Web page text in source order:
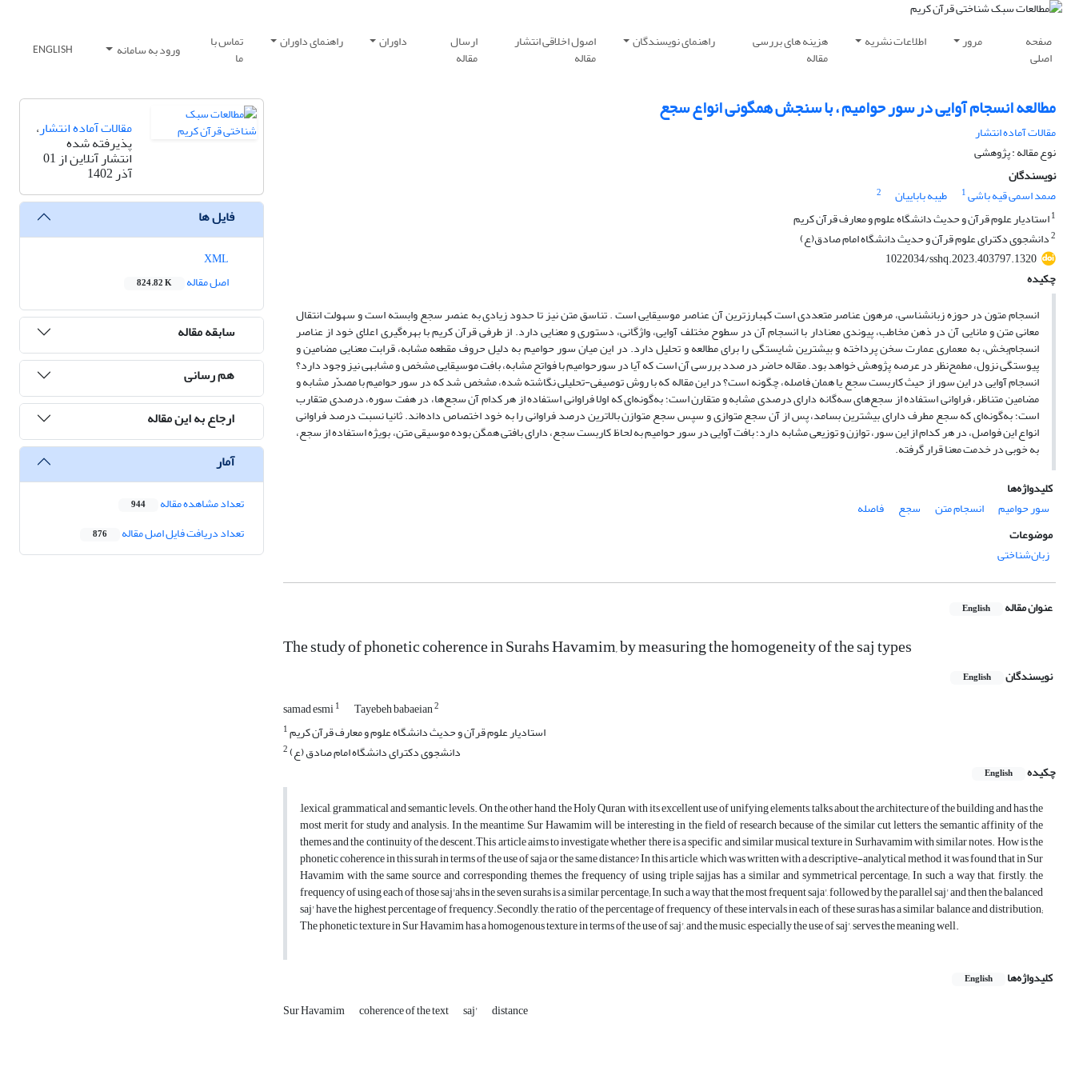
صفحه
اصلی
مرور اطلاعات نشریه هزینه های بررسی
مقاله
راهنمای نویسندگان اصول اخلاقی انتشار
مقاله
ارسال
مقاله
داوران راهنمای داوران تماس با
ما ورود به سامانه ENGLISH
مطالعه انسجام آوایی در سور حوامیم ، با سنجش همگونی انواع سجع
مقالات آماده انتشار
نوع مقاله : پژوهشی
نویسندگان
صمد اسمی قیه باشی1 طیبه باباییان
2
1استادیار علوم قرآن و حدیث دانشگاه علوم و معارف قرآن کریم
2دانشجوی دکترای علوم قرآن و حدیث دانشگاه امام صادق(ع)
1022034/sshq.2023.403797.1320
چکیده
انسجام متون در حوزه زبانشناسی، مرهون عناصر متعددی است کهبارزترین آن عناصر موسیقایی است . تناسق متن نیز تا حدود زیادی به عنصر سجع وابسته است و سهولت انتقال
معانی متن و مانایی آن در ذهن مخاطب، پیوندی معنادار با انسجام آن در سطوح مختلف آوایی، واژگانی، دستوری و معنایی دارد. از طرفی قرآن کریم با بهره‌گیری اعلای خود از عناصر
انسجام‌بخش، به معماری عمارت سخن پرداخته و بیشترین شایستگی را برای مطالعه و تحلیل دارد. در این میان سور حوامیم به دلیل حروف مقطعه مشابه، قرابت معنایی مضامین و
پیوستگی نزول، مطمح‌نظر در عرصه پژوهش خواهد بود. مقاله حاضر در صدد بررسی آن است که آیا در سورحوامیم با فواتح مشابه، بافت موسیقایی مشخص و مشابهی نیز وجود دارد؟
انسجام آوایی در این سور از حیث کاربست سجع یا همان فاصله، چگونه است؟ در این مقاله که با روش توصیفی-تحلیلی نگاشته شده، مشخص شد که در سور حوامیم با مصدّر مشابه و
مضامین متناظر، فراوانی استفاده از سجع‌های سه‌گانه دارای درصدی مشابه و متقارن است؛ به‌گونه‌ای که اولا فراوانی استفاده از هر کدام آن سجع‌ها، در هفت سوره، درصدی متقارب
است؛ به‌گونه‌ای که سجع مطرف دارای بیشترین بسامد، پس از آن سجع متوازی و سپس سجع متوازن بالاترین درصد فراوانی را به خود اختصاص داده‌اند. ثانیا نسبت درصد فراوانی
انواع این فواصل، در هر کدام از این سور، توازن و توزیعی مشابه دارد؛ بافت آوایی در سور حوامیم به لحاظ کاربست سجع، دارای بافتی همگن بوده موسیقی متن، بویژه استفاده از سجع،
به خوبی در خدمت معنا قرار گرفته.
کلیدواژه‌ها
سور حوامیم
انسجام متن سجع
فاصله
موضوعات
زبان‌شناختی
عنوان مقاله English
The study of phonetic coherence in Surahs Havamim, by measuring the homogeneity of the saj types
نویسندگان English
samad esmi1 Tayebeh babaeian2
1استادیار علوم قرآن و حدیث دانشگاه علوم و معارف قرآن کریم
2دانشجوی دکترای دانشگاه امام صادق (ع)
چکیده
English
,lexical, grammatical and semantic levels. On the other hand, the Holy Quran, with its excellent use of unifying elements, talks about the architecture of the building and has the
most merit for study and analysis. In the meantime, Sur Hawamim will be interesting in the field of research because of the similar cut letters, the semantic affinity of the
themes and the continuity of the descent.This article aims to investigate whether there is a specific and similar musical texture in Surhavamim with similar notes. How is the
phonetic coherence in this surah in terms of the use of saja or the same distance? In this article, which was written with a descriptive-analytical method, it was found that in Sur
Havamim with the same source and corresponding themes, the frequency of using triple sajjas has a similar and symmetrical percentage; In such a way that, firstly, the
frequency of using each of those saj'ahs in the seven surahs is a similar percentage; In such a way that the most frequent saja', followed by the parallel saj' and then the balanced
saj' have the highest percentage of frequency.Secondly, the ratio of the percentage of frequency of these intervals in each of these suras has a similar balance and distribution;
The phonetic texture in Sur Havamim has a homogenous texture in terms of the use of saj', and the music, especially the use of saj', serves the meaning well.
کلیدواژه‌ها English
Sur Havamim coherence of the text saj' distance
مقالات آماده انتشار،
پذیرفته شده
انتشار آنلاین از 01
آذر 1402
فایل ها
اصل مقاله
824.82 K
سابقه مقاله
هم رسانی
ارجاع به این مقاله
آمار
تعداد مشاهده مقاله 944
تعداد دریافت فایل اصل مقاله 876